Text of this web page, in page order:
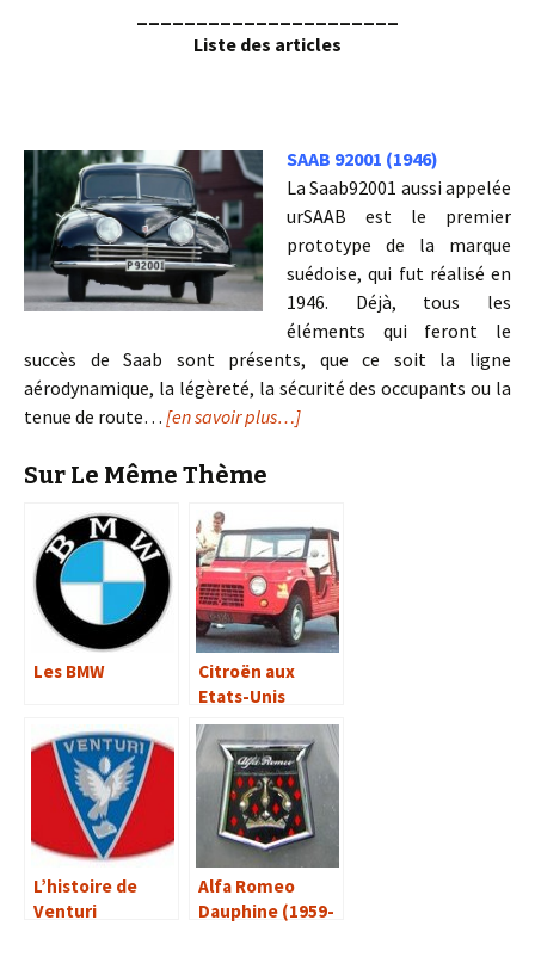
Liste des articles
SAAB 92001 (1946)
La Saab92001 aussi appelée
urSAAB est le premier
prototype de la marque
suédoise, qui fut réalisé en
1946. Déjà, tous les
éléments qui feront le
succès de Saab sont présents, que ce soit la ligne
aérodynamique, la légèreté, la sécurité des occupants ou la
tenue de route… [en savoir plus…]
Sur Le Même Thème
Les BMW
Citroën aux
Etats-Unis
L’histoire de
Venturi
Alfa Romeo
Dauphine (1959-